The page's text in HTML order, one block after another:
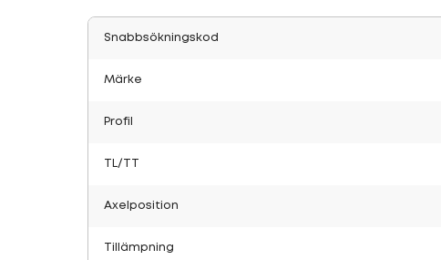
Snabbsökningskod
Märke
Profil
TL/TT
Axelposition
Tillämpning